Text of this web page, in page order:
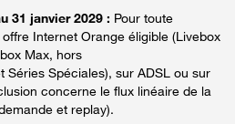
31 janvier 2029 : Pour toute
Internet Orange éligible (Livebox
Max, hors
Séries Spéciales), sur ADSL ou sur
concerne le flux linéaire de la
et replay).